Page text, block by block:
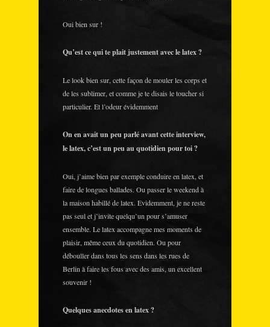
Oui bien sur !
Qu’est ce qui te plait justement avec le latex ?
Le look bien sur, cette façon de mouler les corps et
de les sublimer, et comme je te disais le toucher si
particulier. Et l’odeur évidemment
On en avait un peu parlé avant cette interview,
le latex, c’est un peu au quotidien pour toi ?
Oui, j’aime bien par exemple conduire en latex, et
faire de longues ballades. Ou passer le weekend à
la maison habillé de latex. Evidemment, je ne reste
pas seul et j’invite quelqu’un pour s’amuser
ensemble. Le latex accompagne mes moments de
plaisir, même ceux du quotidien. Ou pour
débouller dans tous les sens dans les rues de
Berlin à faire les fous avec des amis, un excellent
souvenir !
Quelques anecdotes en latex ?